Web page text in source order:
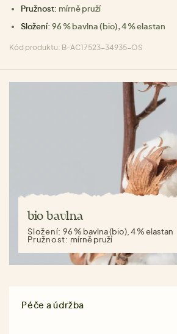
Pružnost: mírně pruží
Složení: 96 % bavlna (bio), 4 % elastan
Kód produktu: B-AC17523-34935-OS
bio bavlna
Složení:96 % bavlna (bio), 4 % elastan
Pružnost: mírně pruží
Péče a údržba